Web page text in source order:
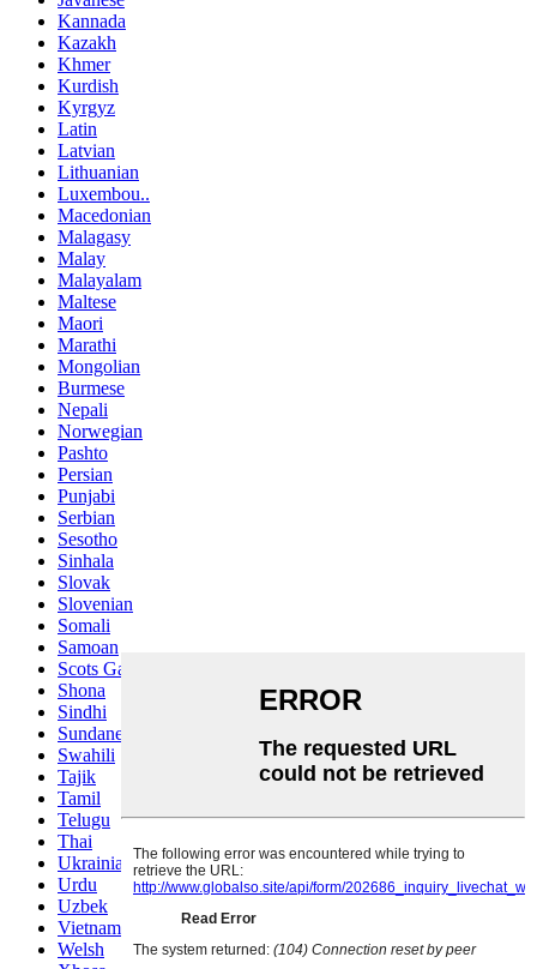
Kannada
Kazakh
Khmer
Kurdish
Kyrgyz
Latin
Latvian
Lithuanian
Luxembou..
Macedonian
Malagasy
Malay
Malayalam
Maltese
Maori
Marathi
Mongolian
Burmese
Nepali
Norwegian
Pashto
Persian
Punjabi
Serbian
Sesotho
Sinhala
Slovak
Slovenian
Somali
Samoan
Scots Gaelic
Shona
Sindhi
Sundanese
Swahili
Tajik
Tamil
Telugu
Thai
Ukrainian
Urdu
Uzbek
Vietnamese
Welsh